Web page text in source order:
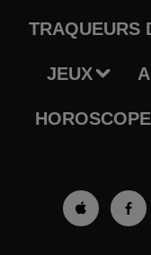
TRAQUEURS
JEUX
HOROSCOPE